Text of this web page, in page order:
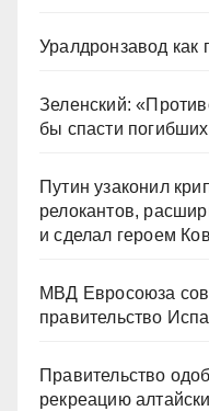
Уралдронзавод как
Зеленский:
бы спасти
Путин узаконил
релокантов,
и сделал героем
МВД Евросоюза
правительство
Правительство
рекреацию